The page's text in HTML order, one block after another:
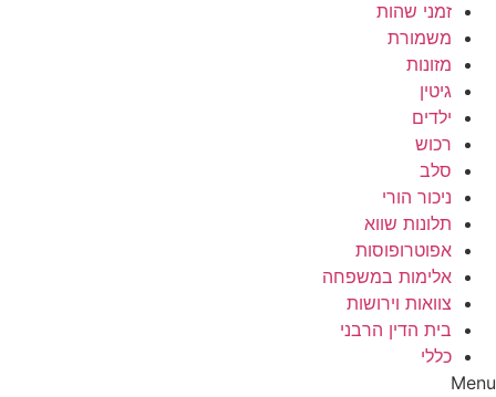
זמני שהות
משמורת
מזונות
גיטין
ילדים
רכוש
סלב
ניכור הורי
תלונות שווא
אפוטרופוסות
אלימות במשפחה
צוואות וירושות
בית הדין הרבני
כללי
Menu